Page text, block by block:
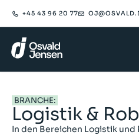
+45 43 96 20 77
BRANCHE:
Logistik &
In den Bereichen Logistik